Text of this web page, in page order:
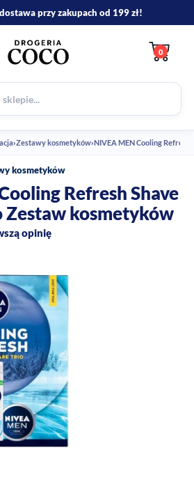
0
›Zestawy kosmetyków›NIVEA MEN Cooling
kosmetyków
Refresh Shave
Zestaw kosmetyków
opinię